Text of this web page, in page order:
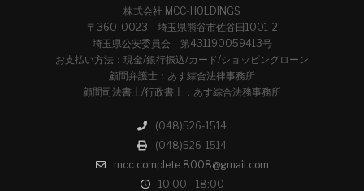
株式会社 MCC-HOLDINGS
〒360-0023 埼玉県熊谷市佐谷田1001-2
埼玉県公安委員会 第431190059413号
お支払い方法：現金/銀行振込/カード/ショッピングローン
顧問弁護士：あす綜合法律事務所
顧問司法書士/行政書士：あす綜合法務事務所
(048)526-1514
(048)526-1514
mcc.complete.8008@gmail.com
10:00 - 18:00